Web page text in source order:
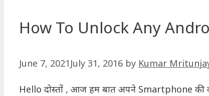
How To Unlock Any
June 7, 2021 July 31, 2016 by Kumar
Hello दोस्तों , आज हम बात अपने Smartphone